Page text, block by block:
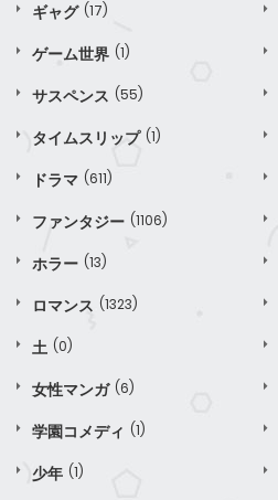
ギャグ (17)
ゲーム世界 (1)
サスペンス (55)
タイムスリップ (1)
ドラマ (611)
ファンタジー (1106)
ホラー (13)
ロマンス (1323)
土 (0)
女性マンガ (6)
学園コメディ (1)
少年 (1)